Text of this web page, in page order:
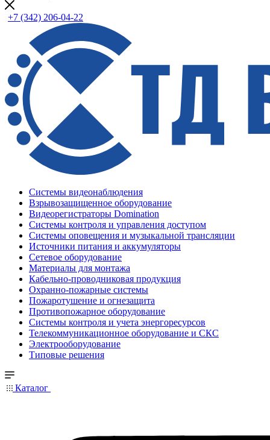
+7 (342) 206-04-22
Системы видеонаблюдения
Взрывозащищенное оборудование
Видеорегистраторы Domination
Системы контроля и управления доступом
Системы оповещения и музыкальной трансляции
Источники питания и аккумуляторы
Сетевое оборудование
Материалы для монтажа
Кабельно-проводниковая продукция
Охранно-пожарные системы
Пожаротушение и огнезащита
Противопожарное оборудование
Системы контроля и учета энергоресурсов
Телекоммуникационное оборудование и СКС
Электрооборудование
Типовые решения
Каталог